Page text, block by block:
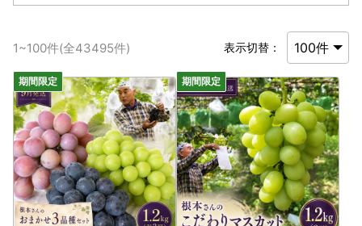
1~100件(全43495件) 表示切替：